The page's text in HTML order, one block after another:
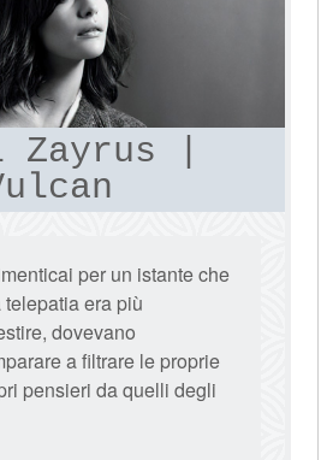
Zayrus |
per un istante che
era più
dovevano
a filtrare le proprie
pensieri da quelli degli